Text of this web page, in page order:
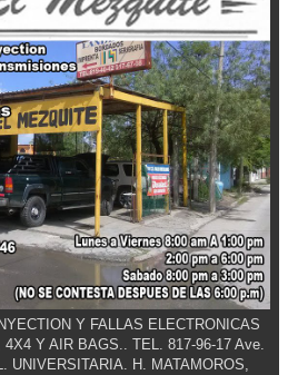
Y FALLAS ELECTRONICAS
Y AIR BAGS.. TEL. 817-96-17 Ave.
UNIVERSITARIA. H. MATAMOROS,